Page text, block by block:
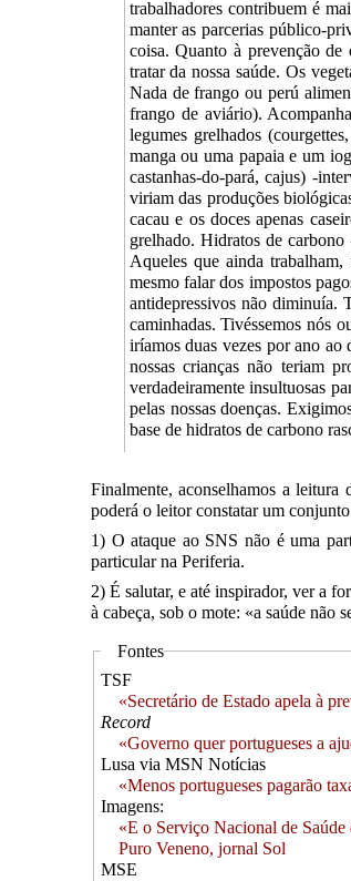
trabalhadores contribuem é
manter as parcerias público-
coisa. Quanto à prevenção de
tratar da nossa saúde. Os
Nada de frango ou perú
frango de aviário).
legumes grelhados
manga ou uma papaia e um
castanhas-do-pará, cajus) -
viriam das produções
cacau e os doces apenas
grelhado. Hidratos de
Aqueles que ainda
mesmo falar dos impostos
antidepressivos não diminuía.
caminhadas. Tivéssemos nós
iríamos duas vezes por ano ao
nossas crianças não teriam
verdadeiramente insultuosas
pelas nossas doenças.
base de hidratos de carbono
Finalmente, aconselhamos a leitura
poderá o leitor constatar um
1) O ataque ao SNS não é uma
particular na Periferia.
2) É salutar, e até inspirador, ver a
à cabeça, sob o mote: «a saúde não
Fontes
TSF
«Secretário de Estado apela à
Record
«Governo quer portugueses a
Lusa via MSN Notícias
«Menos portugueses pagarão
Imagens:
«E o Serviço Nacional de
Puro Veneno, jornal Sol
MSE